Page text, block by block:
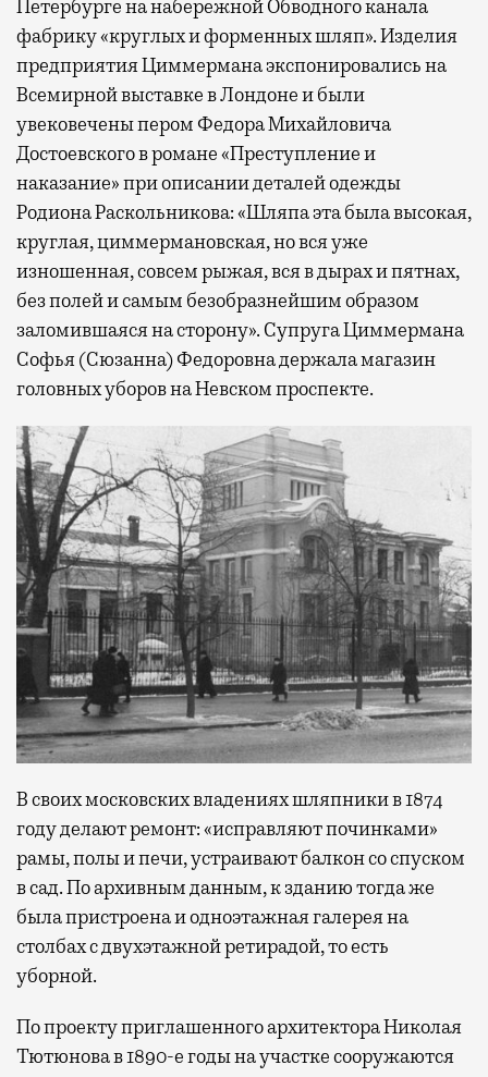
Петербурге на набережной Обводного канала
фабрику «круглых и форменных шляп». Изделия
предприятия Циммермана экспонировались на
Всемирной выставке в Лондоне и были
увековечены пером Федора Михайловича
Достоевского в романе «Преступление и
наказание» при описании деталей одежды
Родиона Раскольникова: «Шляпа эта была высокая,
круглая, циммермановская, но вся уже
изношенная, совсем рыжая, вся в дырах и пятнах,
без полей и самым безобразнейшим образом
заломившаяся на сторону». Супруга Циммермана
Софья (Сюзанна) Федоровна держала магазин
головных уборов на Невском проспекте.
В своих московских владениях шляпники в 1874
году делают ремонт: «исправляют починками»
рамы, полы и печи, устраивают балкон со спуском
в сад. По архивным данным, к зданию тогда же
была пристроена и одноэтажная галерея на
столбах с двухэтажной ретирадой, то есть
уборной.
По проекту приглашенного архитектора Николая
Тютюнова в 1890-е годы на участке сооружаются